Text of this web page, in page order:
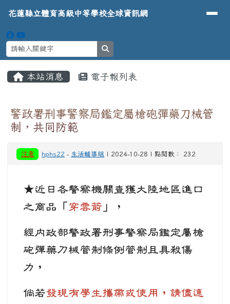
花蓮縣立體育高級中等學校全球資
導覽列
花蓮縣立體育高級中等學校全球資訊網
本站消息 電子報列表
警政署刑事警察局鑑定屬槍砲彈藥刀械管
制，共同防範
注意 hphs22 - 生活輔導組 | 2024-10-28 | 點閱數： 232
★近日各警察機關查獲大陸地區進口
之商品「 穿雲箭 」，
經內政部警政署刑事警察局鑑定屬槍
砲彈藥刀械管制條例管制且具殺傷
力，
倘若發現有學生攜帶或使用 ，請儘速